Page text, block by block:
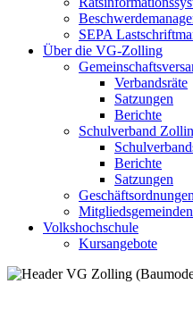
SEPA
Über die VG-Zolling
Verbandsräte
Satzungen
Berichte
Schulverband
Berichte
Satzungen
Geschäftsordnungen
Volkshochschule
Kursangebote